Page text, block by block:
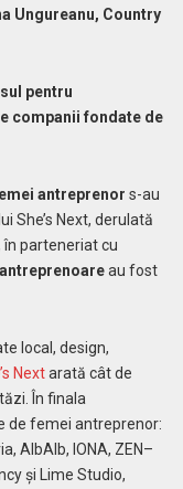
Ungureanu, Country
pentru
companii fondate de
antreprenor s-au
She’s Next, derulată
în parteneriat cu
au fost
local, design,
Nextarată cât de
În finala
de femei antreprenor:
AlbAlb, IONA, ZEN–
și Lime Studio,